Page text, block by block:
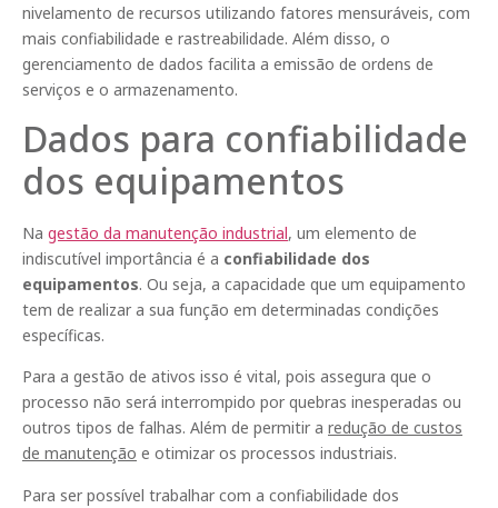
nivelamento de recursos utilizando fatores mensuráveis, com
mais confiabilidade e rastreabilidade. Além disso, o
gerenciamento de dados facilita a emissão de ordens de
serviços e o armazenamento.
Dados para confiabilidade
dos equipamentos
Na gestão da manutenção industrial, um elemento de
indiscutível importância é a confiabilidade dos
equipamentos. Ou seja, a capacidade que um equipamento
tem de realizar a sua função em determinadas condições
específicas.
Para a gestão de ativos isso é vital, pois assegura que o
processo não será interrompido por quebras inesperadas ou
outros tipos de falhas. Além de permitir a redução de custos
de manutenção e otimizar os processos industriais.
Para ser possível trabalhar com a confiabilidade dos